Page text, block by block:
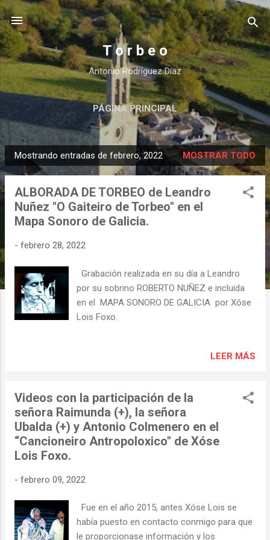
Ir al contenido principal
T o r b e o
Antonio Rodríguez Díaz
PÁGINA PRINCIPAL
E
n
Mostrando entradas de febrero, 2022 MOSTRAR TODO
ALBORADA DE TORBEO de Leandro
Nuñez "O Gaiteiro de Torbeo" en el
Mapa Sonoro de Galicia.
- febrero 28, 2022
Grabación realizada en su día a Leandro
por su sobrino ROBERTO NUÑEZ e incluida
en el MAPA SONORO DE GALICIA por Xóse
Lois Foxo.
LEER MÁS
Videos con la participación de la
señora Raimunda (+), la señora
Ubalda (+) y Antonio Colmenero en el
“Cancioneiro Antropoloxico" de Xóse
Lois Foxo.
- febrero 09, 2022
Fue en el año 2015, antes Xóse Lois se
había puesto en contacto conmigo para que
le proporcionase información y los